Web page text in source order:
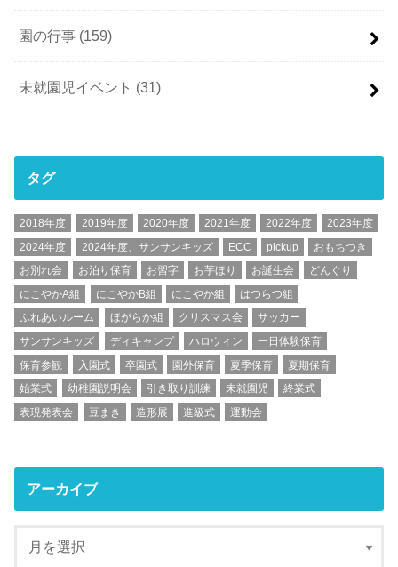
園の行事 (159)
未就園児イベント (31)
タグ
2018年度 2019年度 2020年度 2021年度 2022年度
2023年度
2024年度
2024年度、サンサンキッズ ECC pickup
おもちつき
お別れ会
お泊り保育 お習字 お芋ほり お誕生会
どんぐり
にこやかA組
にこやかB組 にこやか組
はつらつ組
ふれあいルーム
ほがらか組 クリスマス会
サッカー
サンサンキッズ
ディキャンプ ハロウィン
一日体験保育
保育参観
入園式 卒園式 園外保育 夏季保育
夏期保育
始業式
幼稚園説明会 引き取り訓練 未就園児
終業式
表現発表会
豆まき 造形展 進級式 運動会
アーカイブ